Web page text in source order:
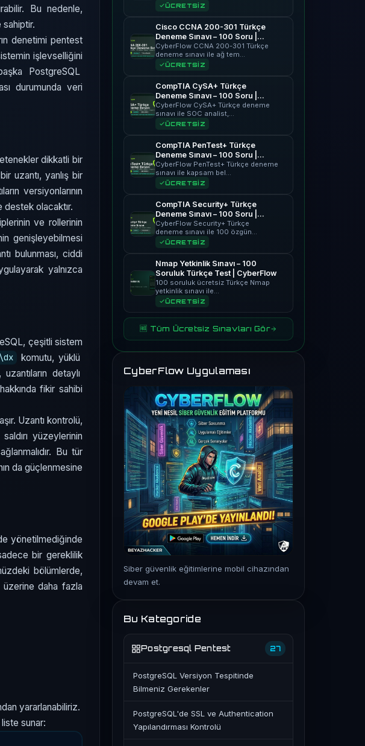
Bu nedenle,
sahiptir.
denetimi pentest
işlevselliğini
PostgreSQL
durumunda veri
dikkatli bir
uzantı, yanlış bir
versiyonlarının
destek olacaktır.
ve rollerinin
genişleyebilmesi
bulunması, ciddi
yalnızca
çeşitli sistem
\dx
komutu, yüklü
detaylı
fikir sahibi
Uzantı kontrolü,
yüzeylerinin
Bu tür
da güçlenmesine
yönetilmediğinde
bir gereklilik
bölümlerde,
üzerine daha fazla
yararlanabiliriz.
sunar:
ÜCRETSİZ
Cisco CCNA 200-301 Türkçe
Deneme Sınavı – 100 Soru |
CyberFlow
CyberFlow CCNA 200-301 Türkçe
deneme sınavı ile ağ tem…
ÜCRETSİZ
CompTIA CySA+ Türkçe
Deneme Sınavı – 100 Soru |
CyberFlow
CyberFlow CySA+ Türkçe deneme
sınavı ile SOC analist,…
ÜCRETSİZ
CompTIA PenTest+ Türkçe
Deneme Sınavı – 100 Soru |
CyberFlow
CyberFlow PenTest+ Türkçe deneme
sınavı ile kapsam bel…
ÜCRETSİZ
CompTIA Security+ Türkçe
Deneme Sınavı – 100 Soru |
CyberFlow
CyberFlow Security+ Türkçe
deneme sınavı ile 100 özgün…
ÜCRETSİZ
Nmap Yetkinlik Sınavı – 100
Soruluk Türkçe Test | CyberFlow
100 soruluk ücretsiz Türkçe Nmap
yetkinlik sınavı ile…
ÜCRETSİZ
🆓 Tüm Ücretsiz Sınavları Gör
CyberFlow Uygulaması
Siber güvenlik eğitimlerine mobil cihazından
devam et.
Bu Kategoride
Postgresql Pentest 27
PostgreSQL Versiyon Tespitinde
Bilmeniz Gerekenler
PostgreSQL'de SSL ve Authentication
Yapılandırması Kontrolü